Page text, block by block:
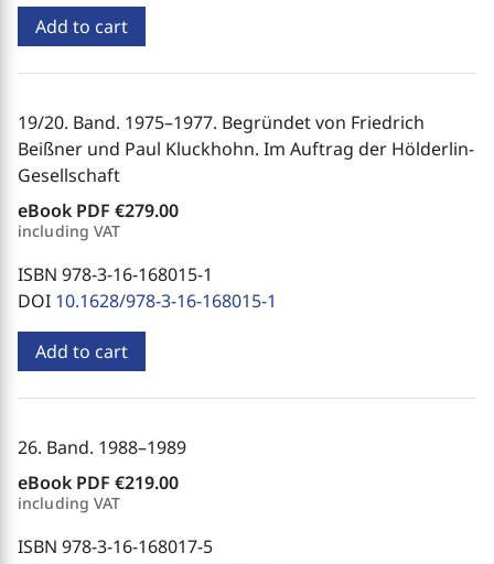
Add to cart
19/20. Band. 1975–1977. Begründet von Friedrich
Beißner und Paul Kluckhohn. Im Auftrag der Hölderlin-
Gesellschaft
eBook PDF €279.00
including VAT
ISBN 978-3-16-168015-1
DOI 10.1628/978-3-16-168015-1
Add to cart
26. Band. 1988–1989
eBook PDF €219.00
including VAT
ISBN 978-3-16-168017-5